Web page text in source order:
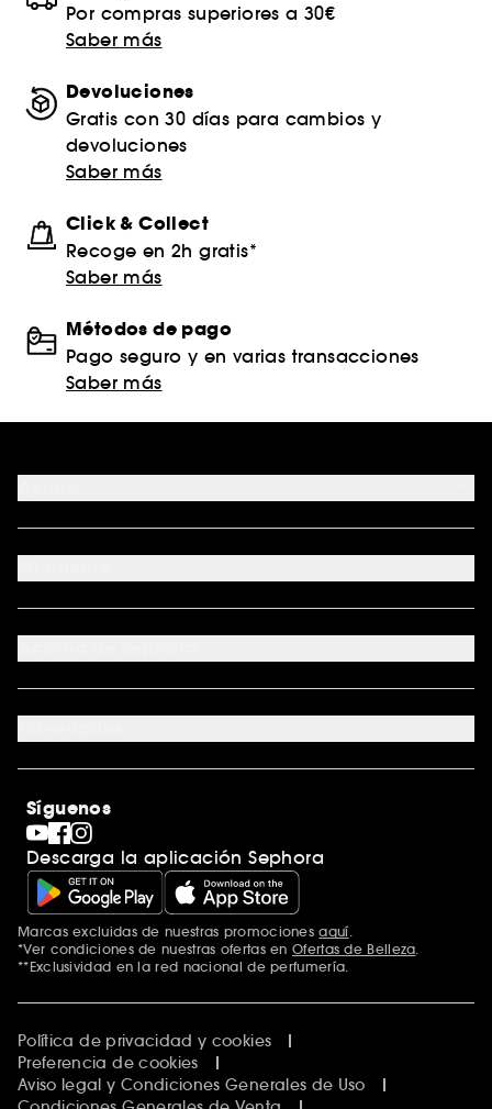
Por compras superiores a 30€
Saber más
Devoluciones
Gratis con 30 días para cambios y
devoluciones
Saber más
Click & Collect
Recoge en 2h gratis*
Saber más
Métodos de pago
Pago seguro y en varias transacciones
Saber más
FAQ
Formas de pago
Tarjeta regalo física
Tarjeta regalo para empresas
Mapa del sitio
Seguimiento del pedido
Programa de Fidelidad
Trabaja con nosotros
Blog de Sephora
Descubrir Sephora
Código promocional Sephora
Rebajas
San Valentín
Día del Padre
Premio Sephora
Día de la Madre
Calendario Adviento
Singles' Day
Black Friday
Cyber Monday
Síguenos
Descarga la aplicación Sephora
Marcas excluidas de nuestras promocionesaquí
*Ver condiciones de nuestras ofertas en Ofertas de Belleza
**Exclusividad en la red nacional de perfumería.
Política de privacidad y cookies
Preferencia de cookies
Aviso legal y Condiciones Generales de Uso